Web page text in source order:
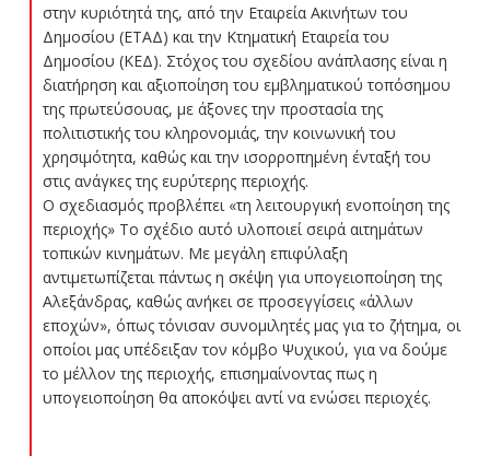
στην κυριότητά της, από την Εταιρεία Ακινήτων του
Δημοσίου (ΕΤΑΔ) και την Κτηματική Εταιρεία του
Δημοσίου (ΚΕΔ). Στόχος του σχεδίου ανάπλασης είναι η
διατήρηση και αξιοποίηση του εμβληματικού τοπόσημου
της πρωτεύσουας, με άξονες την προστασία της
πολιτιστικής του κληρονομιάς, την κοινωνική του
χρησιμότητα, καθώς και την ισορροπημένη ένταξή του
στις ανάγκες της ευρύτερης περιοχής.
Ο σχεδιασμός προβλέπει «τη λειτουργική ενοποίηση της
περιοχής» Το σχέδιο αυτό υλοποιεί σειρά αιτημάτων
τοπικών κινημάτων. Με μεγάλη επιφύλαξη
αντιμετωπίζεται πάντως η σκέψη για υπογειοποίηση της
Αλεξάνδρας, καθώς ανήκει σε προσεγγίσεις «άλλων
εποχών», όπως τόνισαν συνομιλητές μας για το ζήτημα, οι
οποίοι μας υπέδειξαν τον κόμβο Ψυχικού, για να δούμε
το μέλλον της περιοχής, επισημαίνοντας πως η
υπογειοποίηση θα αποκόψει αντί να ενώσει περιοχές.